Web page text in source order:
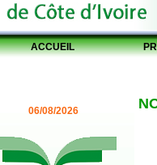
ACCUEIL
06/08/2026